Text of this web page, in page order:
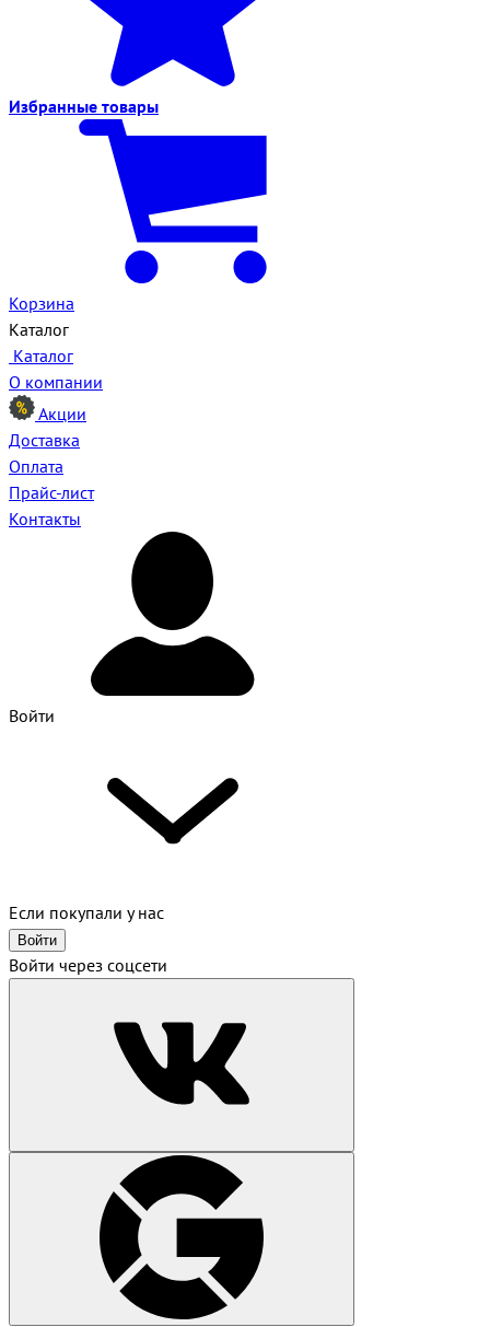
Избранные товары
Корзина
Каталог
Каталог
О компании
Акции
Доставка
Оплата
Прайс-лист
Контакты
Войти
Если покупали у нас
Войти
Войти через соцсети